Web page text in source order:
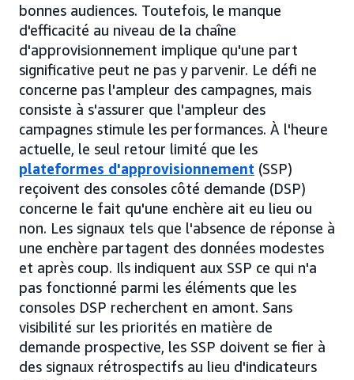
bonnes audiences. Toutefois, le manque
d'efficacité au niveau de la chaîne
d'approvisionnement implique qu'une part
significative peut ne pas y parvenir. Le défi ne
concerne pas l'ampleur des campagnes, mais
consiste à s'assurer que l'ampleur des
campagnes stimule les performances. À l'heure
actuelle, le seul retour limité que les
plateformes d'approvisionnement (SSP)
reçoivent des consoles côté demande (DSP)
concerne le fait qu'une enchère ait eu lieu ou
non. Les signaux tels que l'absence de réponse à
une enchère partagent des données modestes
et après coup. Ils indiquent aux SSP ce qui n'a
pas fonctionné parmi les éléments que les
consoles DSP recherchent en amont. Sans
visibilité sur les priorités en matière de
demande prospective, les SSP doivent se fier à
des signaux rétrospectifs au lieu d'indicateurs